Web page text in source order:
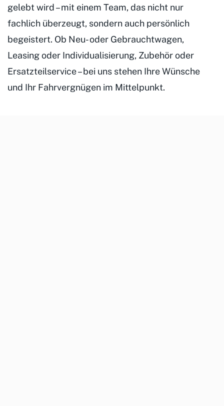
gelebt wird – mit einem Team, das nicht nur
fachlich überzeugt, sondern auch persönlich
begeistert. Ob Neu- oder Gebrauchtwagen,
Leasing oder Individualisierung, Zubehör oder
Ersatzteilservice – bei uns stehen Ihre Wünsche
und Ihr Fahrvergnügen im Mittelpunkt.